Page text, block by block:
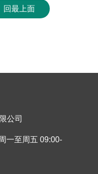
回最上面
公司
一至周五 09:00-